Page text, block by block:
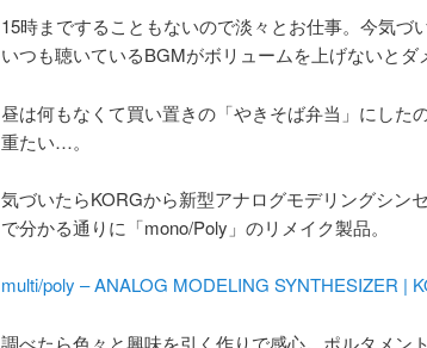
15時まですることもないので淡々とお仕事。今気づ
いつも聴いているBGMがボリュームを上げないとダ
昼は何もなくて買い置きの「やきそば弁当」にした
重たい…。
気づいたらKORGから新型アナログモデリングシン
で分かる通りに「mono/Poly」のリメイク製品。
multi/poly – ANALOG MODELING SYNTHESIZER |
調べたら色々と興味を引く作りで感心。ポルタメン